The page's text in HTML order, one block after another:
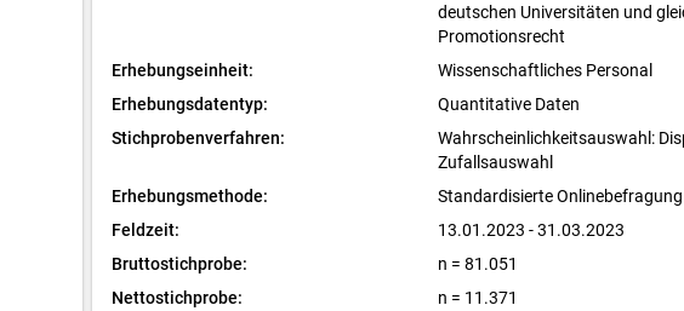
deutschen Universitäten und
Promotionsrecht
Erhebungseinheit:
Wissenschaftliches Personal
Erhebungsdatentyp:
Quantitative Daten
Stichprobenverfahren:
Wahrscheinlichkeitsauswahl:
Zufallsauswahl
Erhebungsmethode:
Standardisierte Onlinebefragung
Feldzeit:
13.01.2023 - 31.03.2023
Bruttostichprobe:
n = 81.051
Nettostichprobe:
n = 11.371